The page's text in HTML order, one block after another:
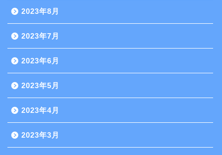
2023年8月
2023年7月
2023年6月
2023年5月
2023年4月
2023年3月